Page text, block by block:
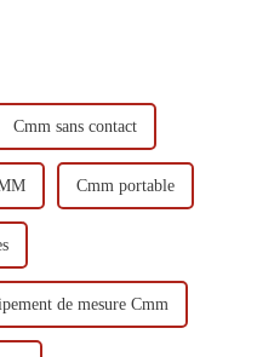
Cmm sans contact
Cmm portable
de mesure Cmm